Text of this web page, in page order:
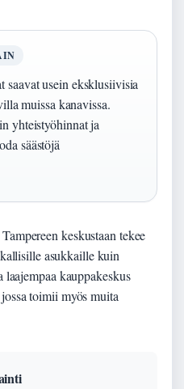
saavat usein eksklusiivisia
muissa kanavissa.
yhteistyöhinnat ja
säästöjä
keskustaan tekee
asukkaille kuin
kauppakeskus
toimii myös muita